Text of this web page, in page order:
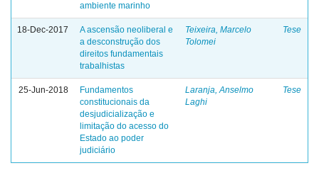
ambiente marinho
18-Dec-2017
A ascensão neoliberal e
a desconstrução dos
direitos fundamentais
trabalhistas
Teixeira, Marcelo
Tolomei
Tese
25-Jun-2018
Fundamentos
constitucionais da
desjudicialização e
limitação do acesso do
Estado ao poder
judiciário
Laranja, Anselmo
Laghi
Tese